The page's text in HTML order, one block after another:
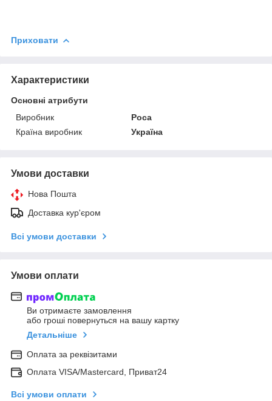
Приховати
Характеристики
Основні атрибути
Виробник
Роса
Країна виробник
Україна
Умови доставки
Нова Пошта
Доставка кур'єром
Всі умови доставки
Умови оплати
Ви отримаєте замовлення
або гроші повернуться на вашу картку
Детальніше
Оплата за реквізитами
Оплата VISA/Mastercard, Приват24
Всі умови оплати